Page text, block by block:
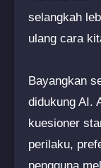
selangkah
ulang cara
Bayangkan
didukung AI.
kuesioner
perilaku,